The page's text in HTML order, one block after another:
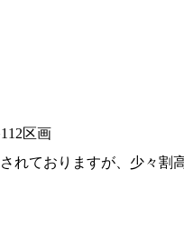
区画
れておりますが、少々割